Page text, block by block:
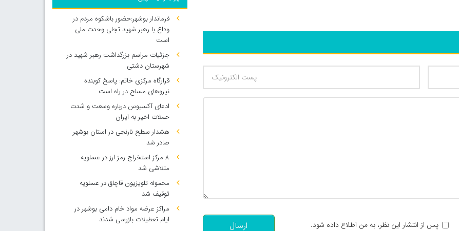
پس از انتشار این نظر، به من اطلاع داده شود.
ارسال
فرماندار بوشهر:حضور باشکوه مردم در
وداع با رهبر شهید تجلی وحدت ملی
است
جزئیات مراسم بزرگداشت رهبر شهید در
شهرستان دشتی
قرارگاه مرکزی خاتم: پاسخ کوبنده
نیروهای مسلح در راه است
ادعای آکسیوس درباره وسعت و شدت
حملات اخیر به ایران
هشدار سطح نارنجی در استان بوشهر
صادر شد
۸ مرکز استخراج رمز ارز در عسلویه
متلاشی شد
محموله تلویزیون قاچاق در عسلویه
توقیف شد
مراکز عرضه مواد خام دامی بوشهر در
ایام تعطیلات بازرسی شدند